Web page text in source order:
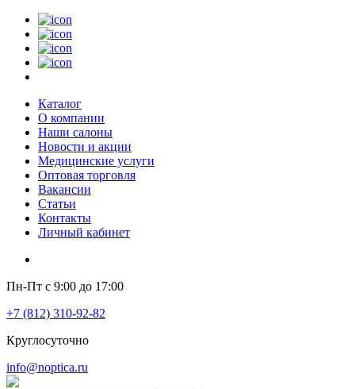
Каталог
О компании
Наши салоны
Новости и акции
Медицинские услуги
Оптовая торговля
Вакансии
Статьи
Контакты
Личный кабинет
Пн-Пт с 9:00 до 17:00
+7 (812) 310-92-82
Круглосуточно
info@noptica.ru